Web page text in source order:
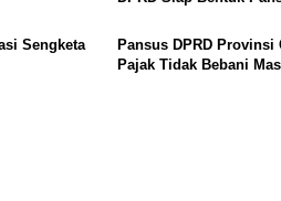
Sengketa
Pansus DPRD
Pajak Tidak Bebani